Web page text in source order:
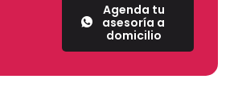
Agenda tu
asesoría a
domicilio